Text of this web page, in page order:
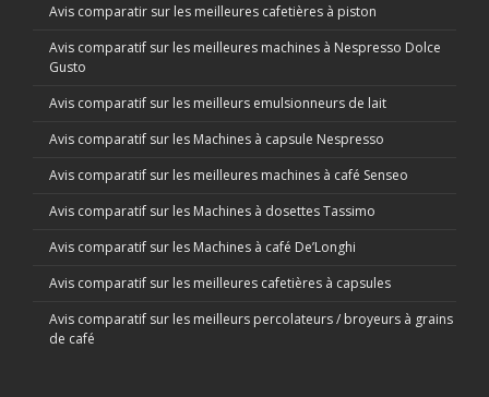
Avis comparatir sur les meilleures cafetières à piston
Avis comparatif sur les meilleures machines à Nespresso Dolce
Gusto
Avis comparatif sur les meilleurs emulsionneurs de lait
Avis comparatif sur les Machines à capsule Nespresso
Avis comparatif sur les meilleures machines à café Senseo
Avis comparatif sur les Machines à dosettes Tassimo
Avis comparatif sur les Machines à café De’Longhi
Avis comparatif sur les meilleures cafetières à capsules
Avis comparatif sur les meilleurs percolateurs / broyeurs à grains
de café